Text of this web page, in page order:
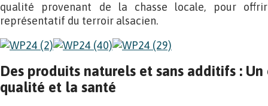
qualité provenant de la chasse locale, pour
représentatif du terroir alsacien.
Des produits naturels et sans additifs :
qualité et la santé